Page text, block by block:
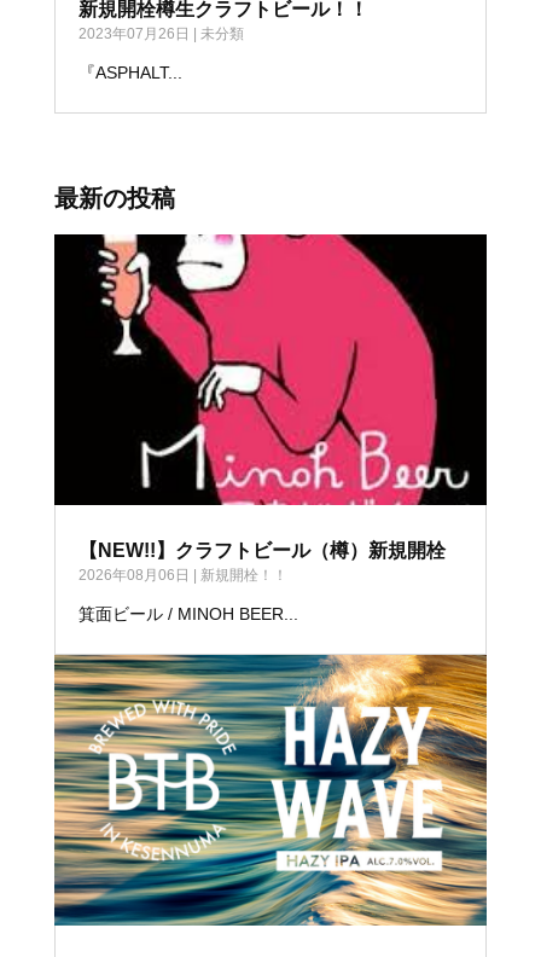
新規開栓樽生クラフトビール！！
2023年07月26日 | 未分類
『ASPHALT...
最新の投稿
【NEW!!】クラフトビール（樽）新規開栓
2026年08月06日 | 新規開栓！！
箕面ビール / MINOH BEER...